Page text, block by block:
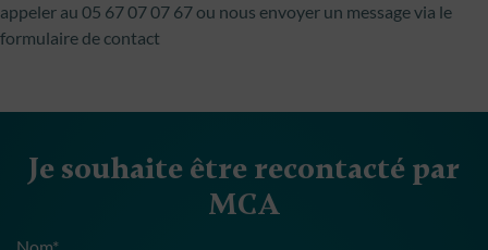
appeler au 05 67 07 07 67 ou nous envoyer un message via le
formulaire de contact
Je souhaite être recontacté par
MCA